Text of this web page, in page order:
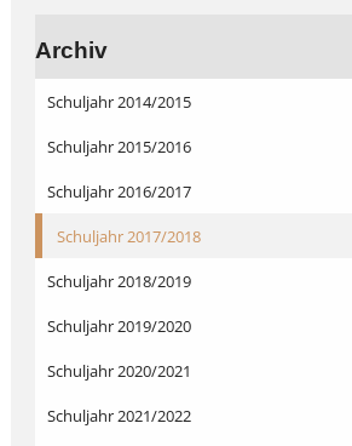
Archiv
Schuljahr 2014/2015
Schuljahr 2015/2016
Schuljahr 2016/2017
Schuljahr 2017/2018
Schuljahr 2018/2019
Schuljahr 2019/2020
Schuljahr 2020/2021
Schuljahr 2021/2022